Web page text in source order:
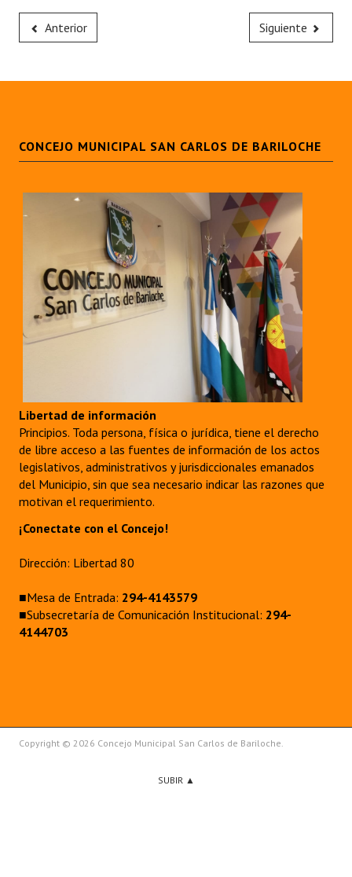
Anterior Siguiente
CONCEJO MUNICIPAL SAN CARLOS DE BARILOCHE
Libertad de información
Principios. Toda persona, física o jurídica, tiene el derecho
de libre acceso a las fuentes de información de los actos
legislativos, administrativos y jurisdiccionales emanados
del Municipio, sin que sea necesario indicar las razones que
motivan el requerimiento.
¡Conectate con el Concejo!
Dirección: Libertad 80
■Mesa de Entrada: 294-4143579
■Subsecretaría de Comunicación Institucional: 294-
4144703
Copyright © 2026 Concejo Municipal San Carlos de Bariloche.
SUBIR ▲